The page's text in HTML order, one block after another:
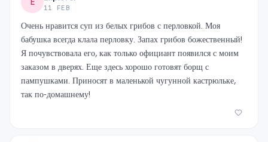
11 FEB
Очень нравится суп из белых грибов с перловкой. Моя
бабушка всегда клала перловку. Запах грибов божественный!
Я почувствовала его, как только официант появился с моим
заказом в дверях. Еще здесь хорошо готовят борщ с
пампушками. Приносят в маленькой чугунной кастрюльке,
так по-домашнему!